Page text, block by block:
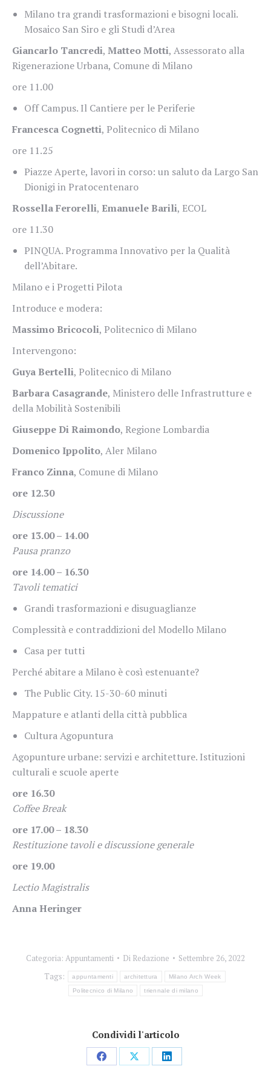
Milano tra grandi trasformazioni e bisogni locali.
Mosaico San Siro e gli Studi d’Area
Giancarlo Tancredi, Matteo Motti, Assessorato alla
Rigenerazione Urbana, Comune di Milano
ore 11.00
Off Campus. Il Cantiere per le Periferie
Francesca Cognetti, Politecnico di Milano
ore 11.25
Piazze Aperte, lavori in corso: un saluto da Largo San
Dionigi in Pratocentenaro
Rossella Ferorelli, Emanuele Barili, ECOL
ore 11.30
PINQUA. Programma Innovativo per la Qualità
dell’Abitare.
Milano e i Progetti Pilota
Introduce e modera:
Massimo Bricocoli, Politecnico di Milano
Intervengono:
Guya Bertelli, Politecnico di Milano
Barbara Casagrande, Ministero delle Infrastrutture e
della Mobilità Sostenibili
Giuseppe Di Raimondo, Regione Lombardia
Domenico Ippolito, Aler Milano
Franco Zinna, Comune di Milano
ore 12.30
Discussione
ore 13.00 – 14.00
Pausa pranzo
ore 14.00 – 16.30
Tavoli tematici
Grandi trasformazioni e disuguaglianze
Complessità e contraddizioni del Modello Milano
Casa per tutti
Perché abitare a Milano è così estenuante?
The Public City. 15-30-60 minuti
Mappature e atlanti della città pubblica
Cultura Agopuntura
Agopunture urbane: servizi e architetture. Istituzioni
culturali e scuole aperte
ore 16.30
Coffee Break
ore 17.00 – 18.30
Restituzione tavoli e discussione generale
ore 19.00
Lectio Magistralis
Anna Heringer
Categoria: Appuntamenti Di Redazione
Settembre 26, 2022
Tags:
appuntamenti architettura Milano Arch Week
Politecnico di Milano triennale di milano
Condividi l'articolo
CondividiCondividiCondividi